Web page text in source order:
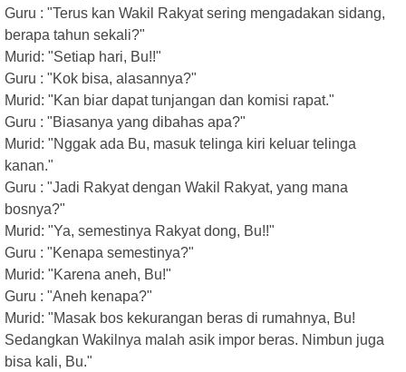
Guru : "Terus kan Wakil Rakyat sering mengadakan sidang,
berapa tahun sekali?"
Murid: "Setiap hari, Bu!!"
Guru : "Kok bisa, alasannya?"
Murid: "Kan biar dapat tunjangan dan komisi rapat."
Guru : "Biasanya yang dibahas apa?"
Murid: "Nggak ada Bu, masuk telinga kiri keluar telinga
kanan."
Guru : "Jadi Rakyat dengan Wakil Rakyat, yang mana
bosnya?"
Murid: "Ya, semestinya Rakyat dong, Bu!!"
Guru : "Kenapa semestinya?"
Murid: "Karena aneh, Bu!"
Guru : "Aneh kenapa?"
Murid: "Masak bos kekurangan beras di rumahnya, Bu!
Sedangkan Wakilnya malah asik impor beras. Nimbun juga
bisa kali, Bu."